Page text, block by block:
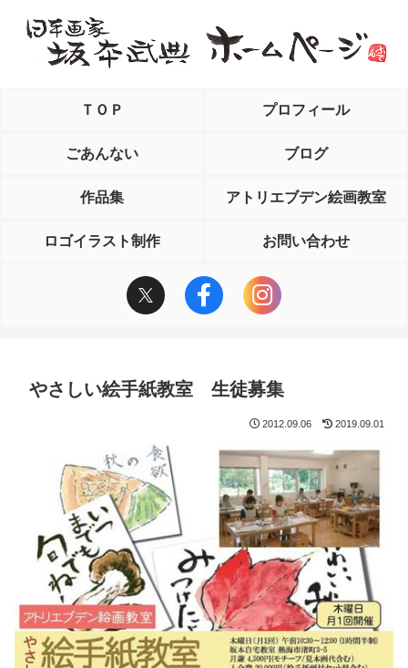
ＴＯＰ プロフィール
ごあんない ブログ
作品集 アトリエブデン絵画教室
ロゴイラスト制作 お問い合わせ
やさしい絵手紙教室 生徒募集
2012.09.06 2019.09.01